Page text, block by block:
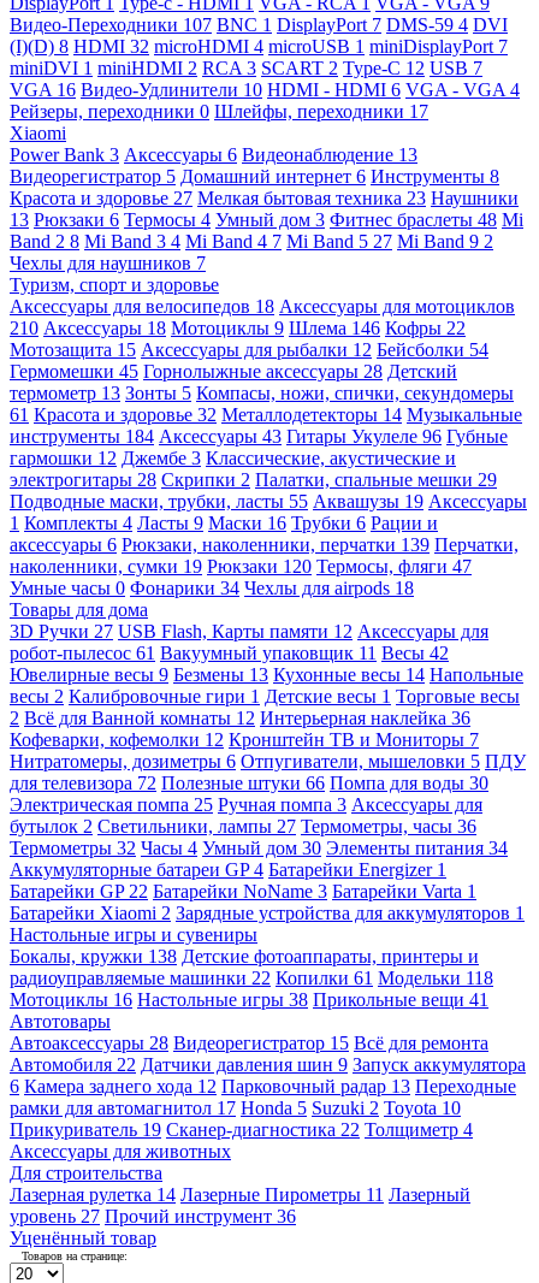
Видео-Переходники 107 BNC 1 DisplayPort 7 DMS-59 4 DVI
(I)(D) 8 HDMI 32 microHDMI 4 microUSB 1 miniDisplayPort 7
miniDVI 1 miniHDMI 2 RCA 3 SCART 2 Type-C 12 USB 7
VGA 16 Видео-Удлинители 10 HDMI - HDMI 6 VGA - VGA 4
Рейзеры, переходники 0 Шлейфы, переходники 17
Xiaomi
Power Bank 3 Аксессуары 6 Видеонаблюдение 13
Видеорегистратор 5 Домашний интернет 6 Инструменты 8
Красота и здоровье 27 Мелкая бытовая техника 23 Наушники
13 Рюкзаки 6 Термосы 4 Умный дом 3 Фитнес браслеты 48 Mi
Band 2 8 Mi Band 3 4 Mi Band 4 7 Mi Band 5 27 Mi Band 9 2
Чехлы для наушников 7
Туризм, спорт и здоровье
Аксессуары для велосипедов 18 Аксессуары для мотоциклов
210 Аксессуары 18 Мотоциклы 9 Шлема 146 Кофры 22
Мотозащита 15 Аксессуары для рыбалки 12 Бейсболки 54
Гермомешки 45 Горнолыжные аксессуары 28 Детский
термометр 13 Зонты 5 Компасы, ножи, спички, секундомеры
61 Красота и здоровье 32 Металлодетекторы 14 Музыкальные
инструменты 184 Аксессуары 43 Гитары Укулеле 96 Губные
гармошки 12 Джембе 3 Классические, акустические и
электрогитары 28 Скрипки 2 Палатки, спальные мешки 29
Подводные маски, трубки, ласты 55 Аквашузы 19 Аксессуары
1 Комплекты 4 Ласты 9 Маски 16 Трубки 6 Рации и
аксессуары 6 Рюкзаки, наколенники, перчатки 139 Перчатки,
наколенники, сумки 19 Рюкзаки 120 Термосы, фляги 47
Умные часы 0 Фонарики 34 Чехлы для airpods 18
Товары для дома
3D Ручки 27 USB Flash, Карты памяти 12 Аксессуары для
робот-пылесос 61 Вакуумный упаковщик 11 Весы 42
Ювелирные весы 9 Безмены 13 Кухонные весы 14 Напольные
весы 2 Калибровочные гири 1 Детские весы 1 Торговые весы
2 Всё для Ванной комнаты 12 Интерьерная наклейка 36
Кофеварки, кофемолки 12 Кронштейн ТВ и Мониторы 7
Нитратомеры, дозиметры 6 Отпугиватели, мышеловки 5 ПДУ
для телевизора 72 Полезные штуки 66 Помпа для воды 30
Электрическая помпа 25 Ручная помпа 3 Аксессуары для
бутылок 2 Светильники, лампы 27 Термометры, часы 36
Термометры 32 Часы 4 Умный дом 30 Элементы питания 34
Аккумуляторные батареи GP4 Батарейки Energizer 1
Батарейки GP 22 Батарейки NoName 3 Батарейки Varta 1
Батарейки Xiaomi 2 Зарядные устройства для аккумуляторов 1
Настольные игры и сувениры
Бокалы, кружки 138 Детские фотоаппараты, принтеры и
радиоуправляемые машинки 22 Копилки 61 Модельки 118
Мотоциклы 16 Настольные игры 38 Прикольные вещи 41
Автотовары
Автоаксессуары 28 Видеорегистратор 15 Всё для ремонта
Автомобиля 22 Датчики давления шин 9 Запуск аккумулятора
6 Камера заднего хода 12 Парковочный радар 13 Переходные
рамки для автомагнитол 17 Honda 5 Suzuki 2 Toyota 10
Прикуриватель 19 Сканер-диагностика 22 Толщиметр 4
Аксессуары для животных
Для строительства
Лазерная рулетка 14 Лазерные Пирометры 11 Лазерный
уровень 27 Прочий инструмент 36
Уценённый товар
Товаров на странице: